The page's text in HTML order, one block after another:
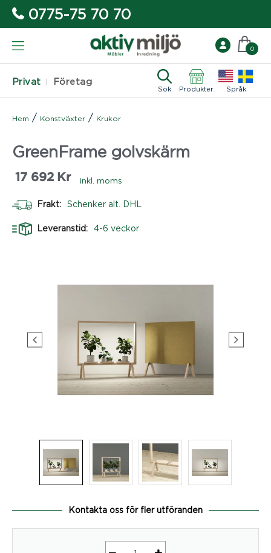
0775-75 70 70
Privat Företag
Sök Produkter Språk
0
Hem / Konstväxter / Krukor
GreenFrame golvskärm
17 692 Kr inkl. moms
Frakt: Schenker alt. DHL
Leveranstid: 4-6 veckor
Kontakta oss för fler utföranden